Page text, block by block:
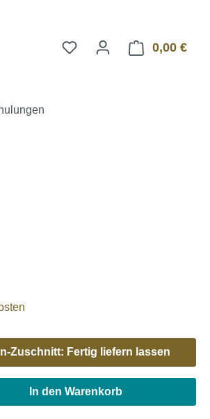
0,00 €
Zuschnitt: Fertig liefern lassen
In den Warenkorb